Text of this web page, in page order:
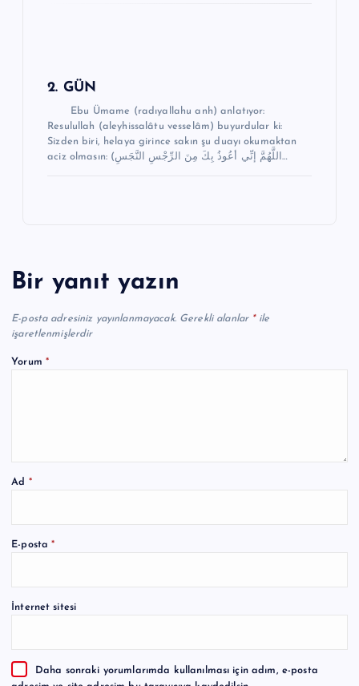
2. GÜN
Ebu Ümame (radıyallahu anh) anlatıyor:
Resulullah (aleyhissalâtu vesselâm) buyurdular ki:
Sizden biri, helaya girince sakın şu duayı okumaktan
aciz olmasın: (اللَّهُمَّ إنِّي أعُوذُ بِكَ مِنَ الرِّجْسِ النَّجَسِ…
Bir yanıt yazın
E-posta adresiniz yayınlanmayacak. Gerekli alanlar *ile
işaretlenmişlerdir
Yorum *
Ad *
E-posta*
İnternet sitesi
Daha sonraki yorumlarımda kullanılması için adım, e-posta
A
e
t